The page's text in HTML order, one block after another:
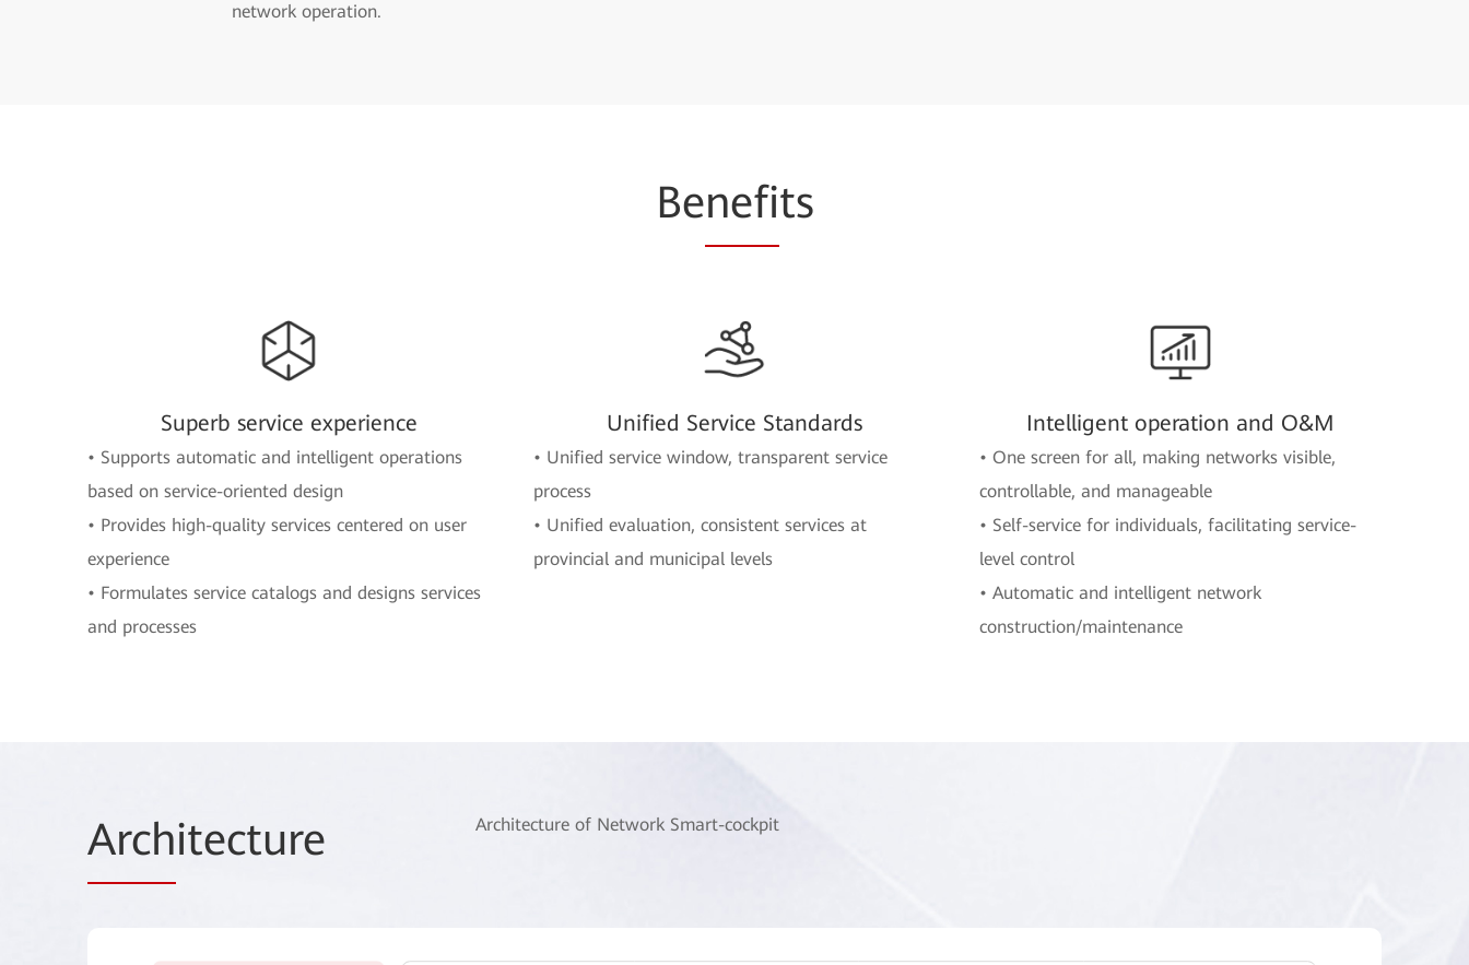
network operation.
Benefits
Superb service experience
• Supports automatic and intelligent operations
based on service-oriented design
• Provides high-quality services centered on user
experience
• Formulates service catalogs and designs services
and processes
Unified Service Standards
• Unified service window, transparent service
process
• Unified evaluation, consistent services at
provincial and municipal levels
Intelligent operation and O&M
• One screen for all, making networks visible,
controllable, and manageable
• Self-service for individuals, facilitating service-
level control
• Automatic and intelligent network
construction/maintenance
Architecture Architecture of Network Smart-cockpit